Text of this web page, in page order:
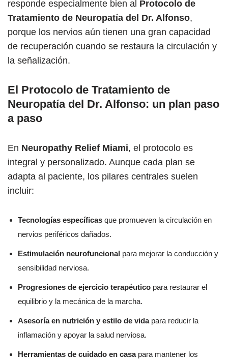
responde especialmente bien al Protocolo de
Tratamiento de Neuropatía del Dr. Alfonso,
porque los nervios aún tienen una gran capacidad
de recuperación cuando se restaura la circulación y
la señalización.
El Protocolo de Tratamiento de
Neuropatía del Dr. Alfonso: un plan paso
a paso
En Neuropathy Relief Miami, el protocolo es
integral y personalizado. Aunque cada plan se
adapta al paciente, los pilares centrales suelen
incluir:
Tecnologías específicas que promueven la circulación en
nervios periféricos dañados.
Estimulación neurofuncional para mejorar la conducción y
sensibilidad nerviosa.
Progresiones de ejercicio terapéutico para restaurar el
equilibrio y la mecánica de la marcha.
Asesoría en nutrición y estilo de vidapara reducir la
inflamación y apoyar la salud nerviosa.
Herramientas de cuidado en casapara mantener los